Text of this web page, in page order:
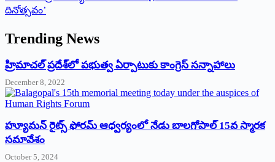
దినోత్సవం’
Trending News
‌హ్రిమాచల్‌ ‌ప్రదేశ్‌లో పభుత్వ ఏర్పాటుకు కాంగ్రెస్‌ ‌సన్నాహాలు
December 8, 2022
హ్యూమన్‌ రైట్స్‌ ఫోరమ్‌ ఆధ్వర్యంలో నేడు బాలగోపాల్‌ 15వ స్మారక
సమావేశం
October 5, 2024